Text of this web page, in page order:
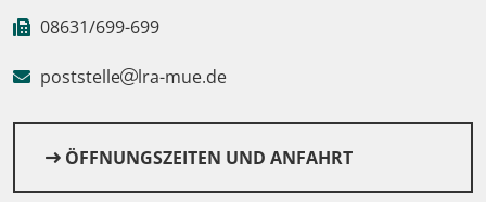
08631/699-699
poststelle lra-mue.de
ÖFFNUNGSZEITEN UND ANFAHRT